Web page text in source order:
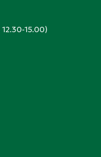
15.00)